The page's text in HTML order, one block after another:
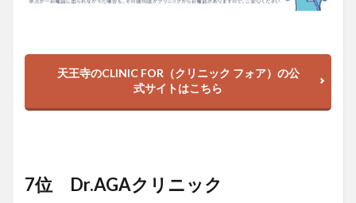
天王寺のCLINIC FOR（クリニック フォア）の公
式サイトはこちら
7位 Dr.AGAクリニック